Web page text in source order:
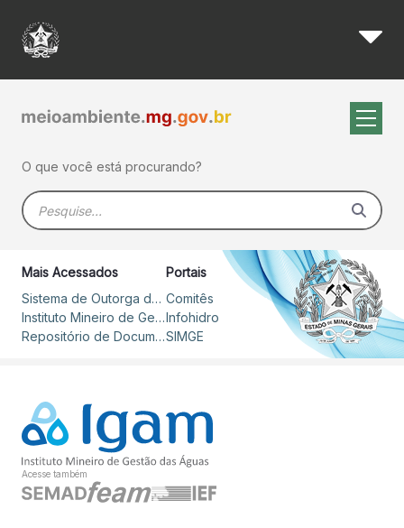
Pular para o Conteúdo principal
Igam assina contrato para
O que você está procurando?
Barra de busca
Mais Acessados
Sistema de Outorga de Direito de Uso de Recursos Hídricos – SOUT
Instituto Mineiro de Gestão das Águas
Repositório de Documentos
Portais
Comitês
Infohidro
SIMGE
Acesse também